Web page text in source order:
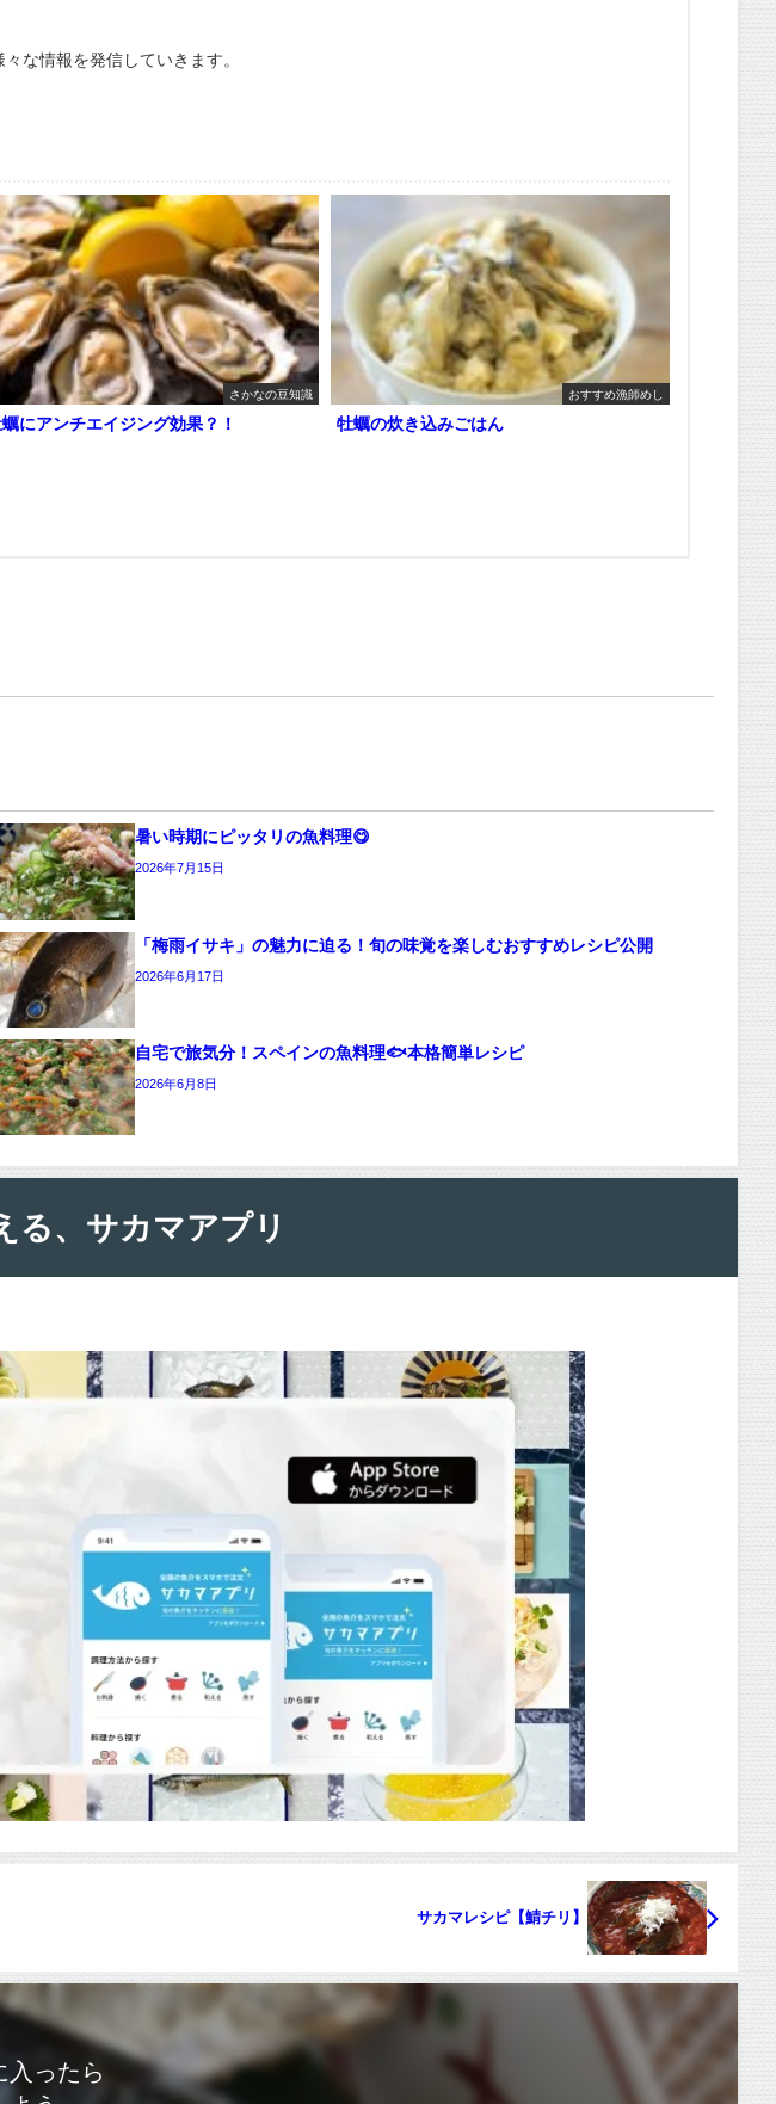
な情報を発信していきます。
さかなの豆知識
にアンチエイジング効果？！
おすすめ漁師めし
牡蠣の炊き込みごはん
暑い時期にピッタリの魚料理😋
2026年7月15日
「梅雨イサキ」の魅力に迫る！旬の味覚を楽しむおすすめレシピ公開
2026年6月17日
自宅で旅気分！スペインの魚料理🐟本格簡単レシピ
2026年6月8日
る、サカマアプリ
サカマレシピ【鯖チリ】
入ったら